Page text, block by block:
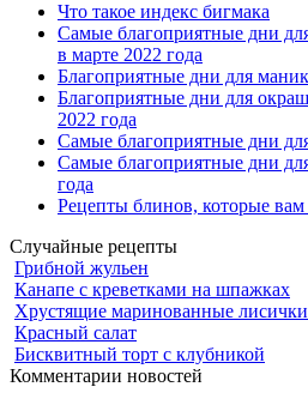
Что такое индекс бигмака
Самые благоприятные дни
в марте 2022 года
Благоприятные дни для
Благоприятные дни для
2022 года
Самые благоприятные дни
Самые благоприятные дни
года
Рецепты блинов, которые вам
Случайные рецепты
Грибной жульен
Канапе с креветками на шпажках
Хрустящие маринованные
Красный салат
Бисквитный торт с клубникой
Комментарии новостей